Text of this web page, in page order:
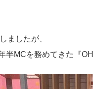
ましたが、
半MCを務めてきた『